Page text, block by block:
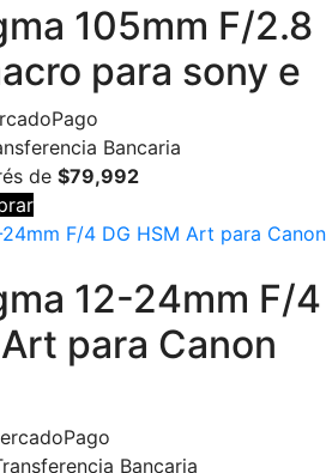
105mm F/2.8
para sony e
Bancaria
de $79,992
12-24mm F/4
para Canon
Bancaria